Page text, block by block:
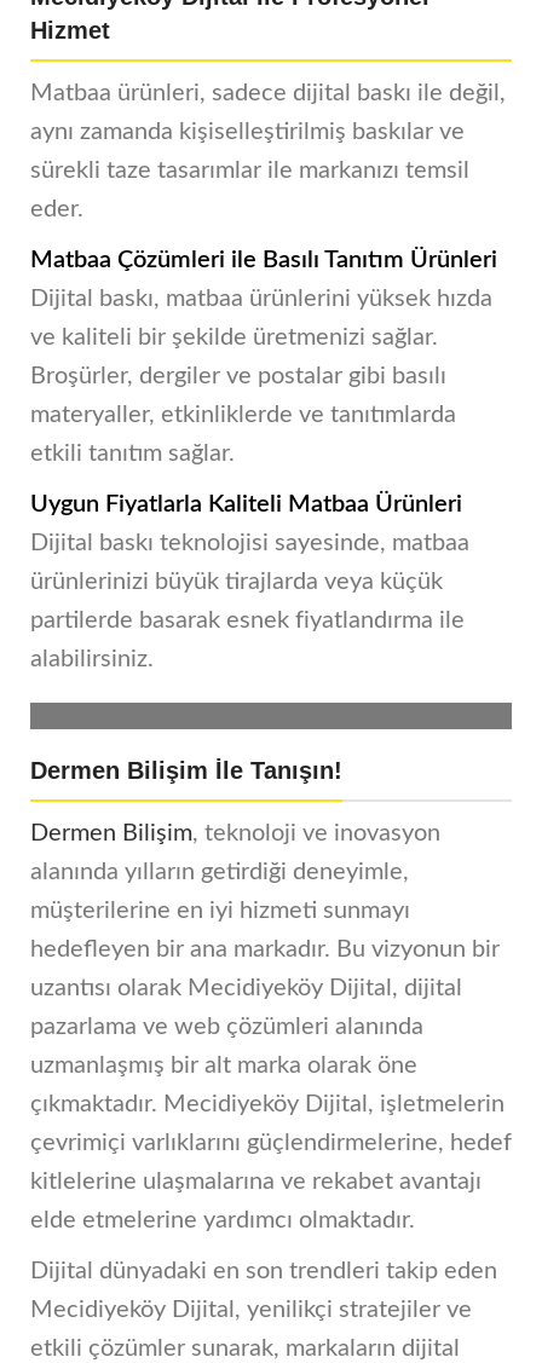
Hizmet
Matbaa ürünleri, sadece dijital baskı ile değil,
aynı zamanda kişiselleştirilmiş baskılar ve
sürekli taze tasarımlar ile markanızı temsil
eder.
Matbaa Çözümleri ile Basılı Tanıtım Ürünleri
Dijital baskı, matbaa ürünlerini yüksek hızda
ve kaliteli bir şekilde üretmenizi sağlar.
Broşürler, dergiler ve postalar gibi basılı
materyaller, etkinliklerde ve tanıtımlarda
etkili tanıtım sağlar.
Uygun Fiyatlarla Kaliteli Matbaa Ürünleri
Dijital baskı teknolojisi sayesinde, matbaa
ürünlerinizi büyük tirajlarda veya küçük
partilerde basarak esnek fiyatlandırma ile
alabilirsiniz.
Dermen Bilişim İle Tanışın!
Dermen Bilişim, teknoloji ve inovasyon
alanında yılların getirdiği deneyimle,
müşterilerine en iyi hizmeti sunmayı
hedefleyen bir ana markadır. Bu vizyonun bir
uzantısı olarak Mecidiyeköy Dijital, dijital
pazarlama ve web çözümleri alanında
uzmanlaşmış bir alt marka olarak öne
çıkmaktadır. Mecidiyeköy Dijital, işletmelerin
çevrimiçi varlıklarını güçlendirmelerine, hedef
kitlelerine ulaşmalarına ve rekabet avantajı
elde etmelerine yardımcı olmaktadır.
Dijital dünyadaki en son trendleri takip eden
Mecidiyeköy Dijital, yenilikçi stratejiler ve
etkili çözümler sunarak, markaların dijital